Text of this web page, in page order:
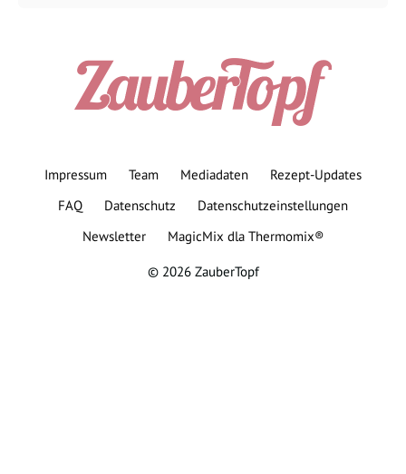
Impressum Team Mediadaten
Rezept-Updates
FAQ
Datenschutz
Datenschutzeinstellungen
Newsletter
MagicMix dla Thermomix®
© 2026 ZauberTopf